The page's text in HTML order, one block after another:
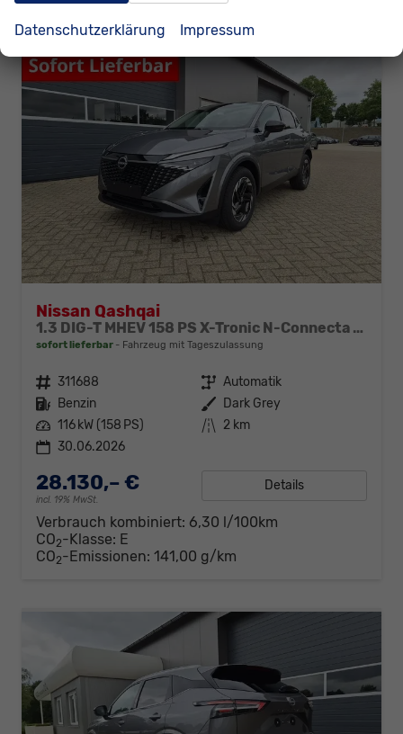
Nissan Qashqai
1.3 DIG-T MHEV 158 PS X-Tronic N-Connecta Teil-Leder PanoGlasdach Klimaautomatik Sitzheizung Lenkradheizung Navi ACC PDC v+h 360°Kamera DAB Bluetooth Touchscreen Apple CarPlay Android Auto 18"LM
sofort lieferbar Fahrzeug mit Tageszulassung
Fahrzeugnr. 311688 Getriebe Automatik
Kraftstoff Benzin Außenfarbe Dark Grey
Leistung 116 kW (158 PS) Kilometerstand 2 km
30.06.2026
28.130,– €
incl. 19% MwSt.
Details
Verbrauch kombiniert: 6,30 l/100km
CO2-Klasse: E
CO2-Emissionen: 141,00 g/km
Datenschutzerklärung Impressum